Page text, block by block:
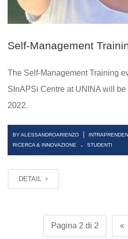
Self-Management
The Self-Management Training
SInAPSi Centre at UNINA will
2022.
BY ALESSANDROARIENZO
RICERCA & INNOVAZIONE . STUDENTI
DETAIL
Pagina 2 di 2 «